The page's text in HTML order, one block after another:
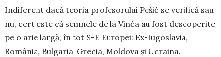
Indiferent dacă teoria profesorului Pešić se verifică sau
nu, cert este că semnele de la Vinča au fost desco­perite
pe o arie largă, în tot S-E Europei: Ex-Iugoslavia,
România, Bulgaria, Grecia, Mol­dova şi Ucraina.